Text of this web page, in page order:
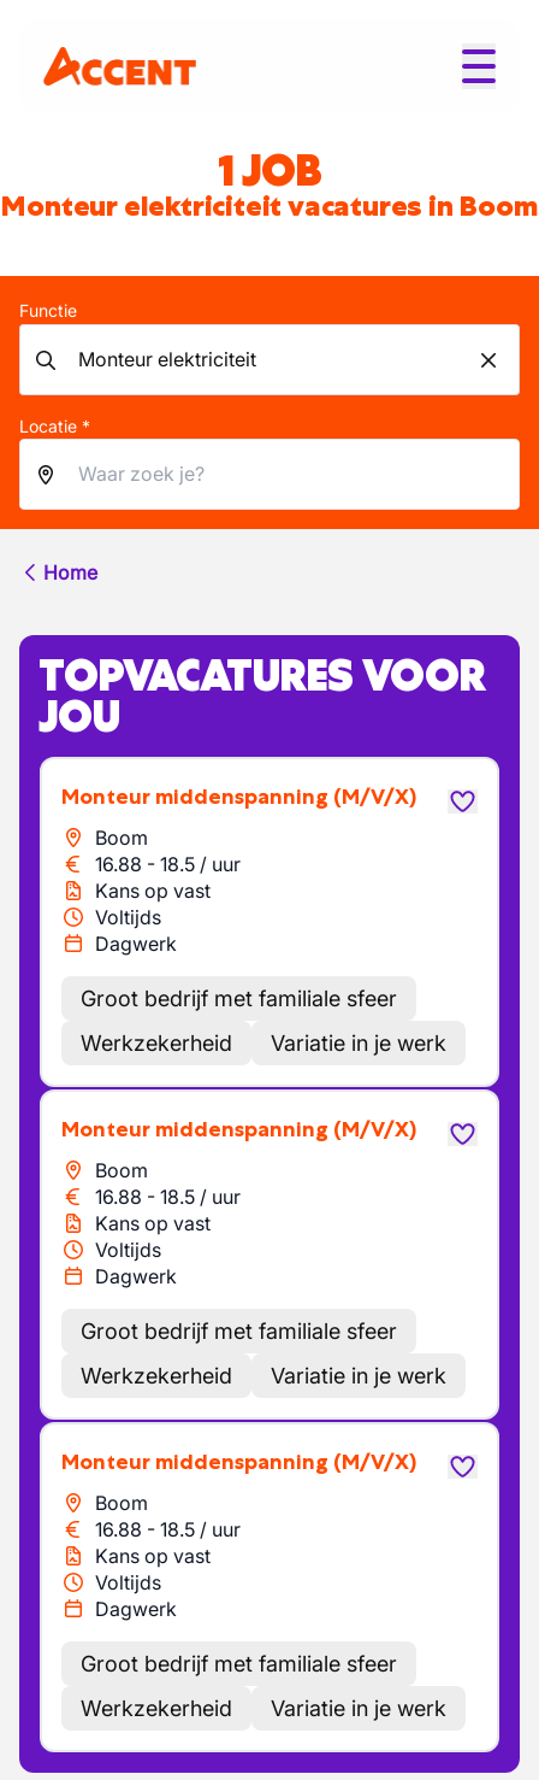
1 JOB
Monteur elektriciteit vacatures in Boom
Functie
Locatie *
Home
TOPVACATURES VOOR
JOU
Monteur middenspanning (M/V/X)
Boom
16.88 - 18.5 / uur
Kans op vast
Voltijds
Dagwerk
Groot bedrijf met familiale sfeer
Werkzekerheid
Variatie in je werk
Monteur middenspanning (M/V/X)
Boom
16.88 - 18.5 / uur
Kans op vast
Voltijds
Dagwerk
Groot bedrijf met familiale sfeer
Werkzekerheid
Variatie in je werk
Monteur middenspanning (M/V/X)
Boom
16.88 - 18.5 / uur
Kans op vast
Voltijds
Dagwerk
Groot bedrijf met familiale sfeer
Werkzekerheid
Variatie in je werk